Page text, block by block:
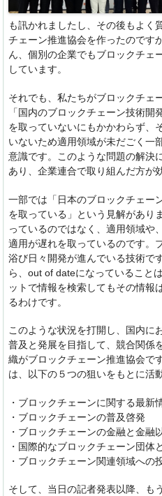
も訊かれましたし、その後もよく
チェーン推進協会を作ったのです
ん、個別の企業でもブロックチェ
しています。
それでも、私たちがブロックチェ
「国内のブロックチェーン技術
を取っていないにもかかわらず、
いないため適用領域が未だごく一
意識です。このような問題の解決
あり、企業連合で取り組んだ方が
一部では「日本のブロックチェー
を取っている」という見解があり
っているのではなく、適用領域や
適用が遅れを取っているのです。
浴び日々開発が進んでいる技術で
ら、out of dateになっていること
ットで情報を検索してもその情報
るわけです。
このような状況を打開し、国内に
普及と発展を目指して、競合関係
織がブロックチェーン推進協会で
は、以下の５つの狙いをもとに活
・ブロックチェーンに関する最新
・ブロックチェーンの普及啓発
・ブロックチェーンの金融と金融
・国際的なブロックチェーン団体
・ブロックチェーン関連領域への
そして、当日の記者発表以降、も